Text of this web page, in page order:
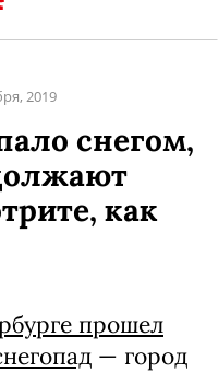
2019
снегом,
как
прошел
— город